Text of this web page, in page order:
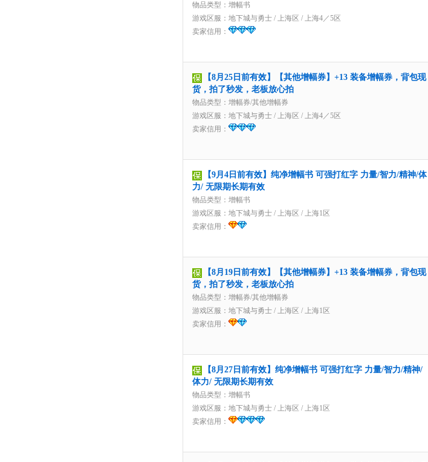
物品类型：增幅书
游戏区服： 地下城与勇士 / 上海区 / 上海4／5区
卖家信用：
【8月25日前有效】【其他增幅券】+13 装备增幅券，背包现
货，拍了秒发，老板放心拍
物品类型：增幅券/其他增幅券
游戏区服： 地下城与勇士 / 上海区 / 上海4／5区
卖家信用：
【9月4日前有效】纯净增幅书 可强打红字 力量/智力/精神/体
力/ 无限期长期有效
物品类型：增幅书
游戏区服： 地下城与勇士 / 上海区 / 上海1区
卖家信用：
【8月19日前有效】【其他增幅券】+13 装备增幅券，背包现
货，拍了秒发，老板放心拍
物品类型：增幅券/其他增幅券
游戏区服： 地下城与勇士 / 上海区 / 上海1区
卖家信用：
【8月27日前有效】纯净增幅书 可强打红字 力量/智力/精神/
体力/ 无限期长期有效
物品类型：增幅书
游戏区服： 地下城与勇士 / 上海区 / 上海1区
卖家信用：